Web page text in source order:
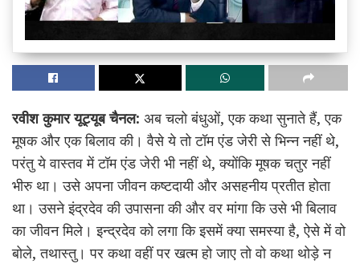
रवीश कुमार यूट्यूब चैनल: अब चलो बंधुओं, एक कथा सुनाते हैं, एक
मूषक और एक बिलाव की। वैसे ये तो टॉम एंड जेरी से भिन्न नहीं थे,
परंतु ये वास्तव में टॉम एंड जेरी भी नहीं थे, क्योंकि मूषक चतुर नहीं
भीरु था। उसे अपना जीवन कष्टदायी और असहनीय प्रतीत होता
था। उसने इंद्रदेव की उपासना की और वर मांगा कि उसे भी बिलाव
का जीवन मिले। इन्द्रदेव को लगा कि इसमें क्या समस्या है, ऐसे में वो
बोले, तथास्तु। पर कथा वहीं पर खत्म हो जाए तो वो कथा थोड़े न